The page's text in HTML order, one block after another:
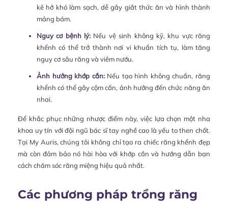
kẽ hở khó làm sạch, dễ gây giắt thức ăn và hình thành
mảng bám.
Nguy cơ bệnh lý: Nếu vệ sinh không kỹ, khu vực răng
khểnh có thể trở thành nơi vi khuẩn tích tụ, làm tăng
nguy cơ sâu răng và viêm nướu.
Ảnh hưởng khớp cắn:Nếu tạo hình không chuẩn, răng
khểnh có thể gây cộm cấn, ảnh hưởng đến chức năng ăn
nhai.
Để khắc phục những nhược điểm này, việc lựa chọn một nha
khoa uy tín với đội ngũ bác sĩ tay nghề cao là yếu to then chốt.
Tại My Auris, chúng tôi không chỉ tạo ra chiếc răng khểnh đẹp
mà còn đảm bảo nó hài hòa với khớp cắn và hướng dẫn bạn
cách chăm sóc răng miệng hiệu quả nhất.
Các phương pháp trồng răng